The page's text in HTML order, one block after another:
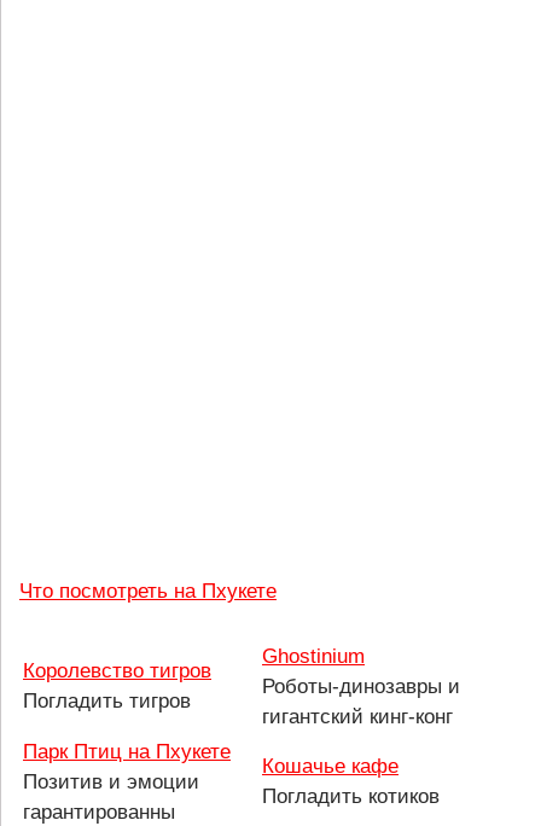
Что посмотреть на Пхукете
Королевство тигров
Погладить тигров
Ghostinium
Роботы-динозавры и
гигантский кинг-конг
Парк Птиц на Пхукете
Позитив и эмоции
гарантированны
Кошачье кафе
Погладить котиков